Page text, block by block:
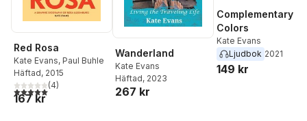
Red Rosa
Kate Evans, Paul Buhle
Häftad, 2015
5,0utav 5 stjärnor. Totalt antal röster:
(4)
167 kr
Wanderland
Kate Evans
Häftad, 2023
267 kr
Complementary
Colors
Kate Evans
Ljudbok 2021
149 kr